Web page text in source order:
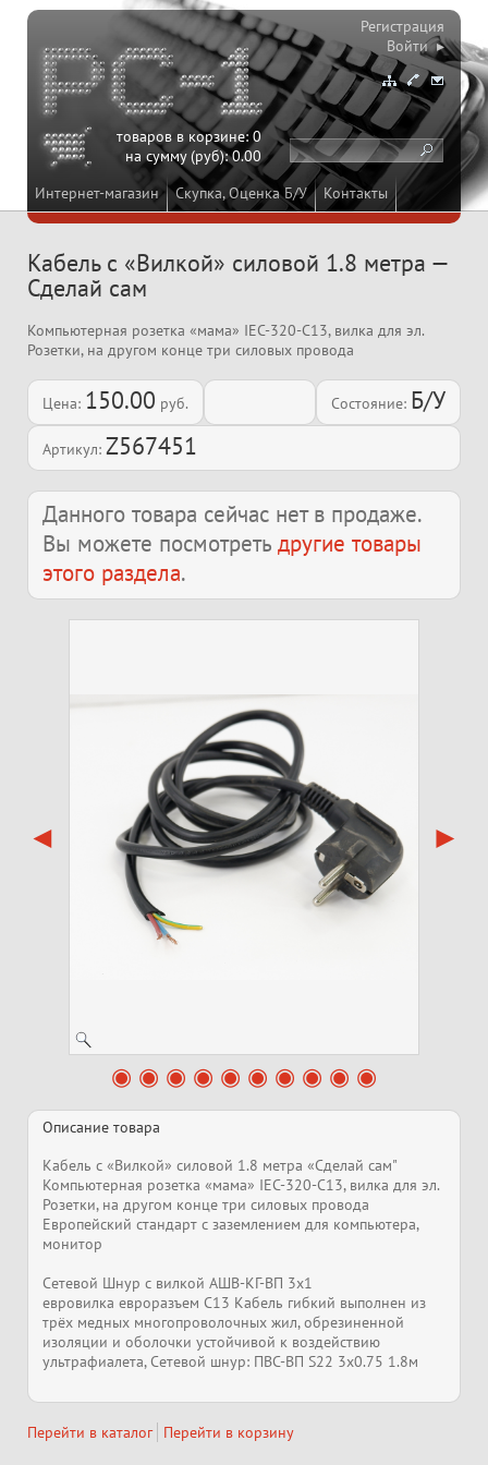
Интернет-магазин Скупка, Оценка Б/У Контакты
товаров в корзине:0
на сумму (руб):0.00
Регистрация
Войти ▸
Кабель с «Вилкой» силовой 1.8 метра —
Сделай сам
Компьютерная розетка «мама» IEC-320-C13, вилка для эл.
Розетки, на другом конце три силовых провода
Цена: 150.00 руб. Состояние: Б/У
Артикул: Z567451
Данного товара сейчас нет в продаже.
Вы можете посмотреть другие товары
этого раздела.
Описание товара
Кабель с «Вилкой» силовой 1.8 метра «Сделай сам"
Компьютерная розетка «мама» IEC-320-C13, вилка для эл.
Розетки, на другом конце три силовых провода
Европейский стандарт с заземлением для компьютера,
монитор
Сетевой Шнур с вилкой АШВ-КГ-ВП 3х1
евровилка евроразъем С13 Кабель гибкий выполнен из
трёх медных многопроволочных жил, обрезиненной
изоляции и оболочки устойчивой к воздействию
ультрафиалета, Сетевой шнур: ПВС-ВП S22 3х0.75 1.8м
Перейти в каталог Перейти в корзину